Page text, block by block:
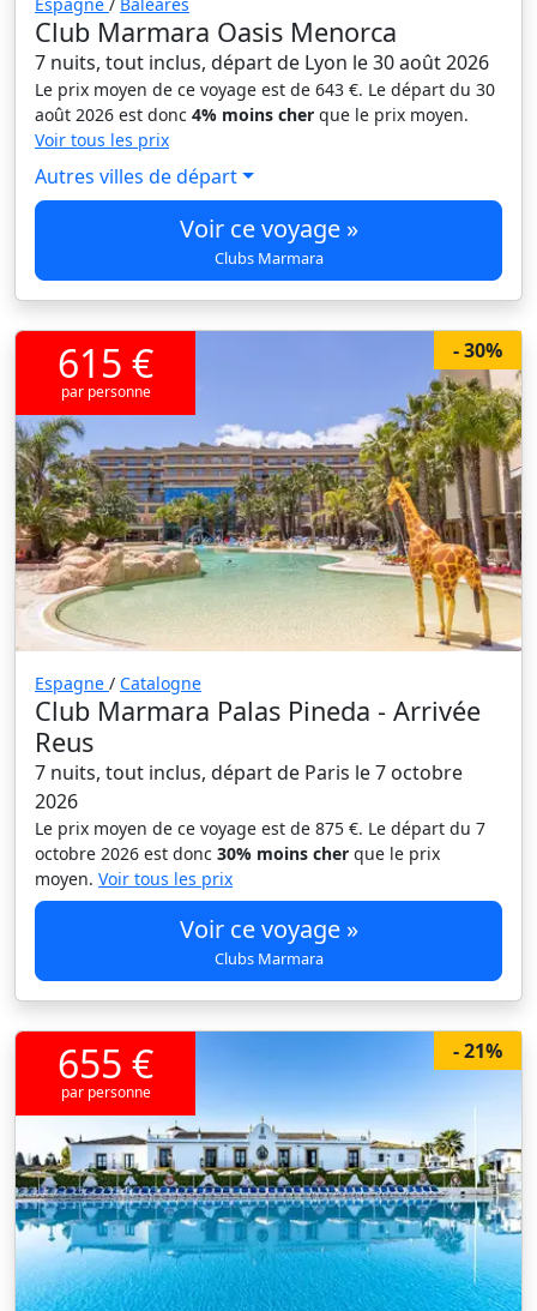
Club Marmara Oasis Menorca
7 nuits, tout inclus, départ de Lyon le 30 août 2026
Le prix moyen de ce voyage est de 643 €. Le départ du 30
août 2026 est donc 4% moins cher que le prix moyen.
Voir tous les prix
Autres villes de départ
Voir ce voyage »
Clubs Marmara
- 30%
615 €
par personne
Espagne / Catalogne
Club Marmara Palas Pineda - Arrivée
Reus
7 nuits, tout inclus, départ de Paris le 7 octobre
2026
Le prix moyen de ce voyage est de 875 €. Le départ du 7
octobre 2026 est donc 30% moins cher que le prix
moyen. Voir tous les prix
Voir ce voyage »
Clubs Marmara
- 21%
655 €
par personne